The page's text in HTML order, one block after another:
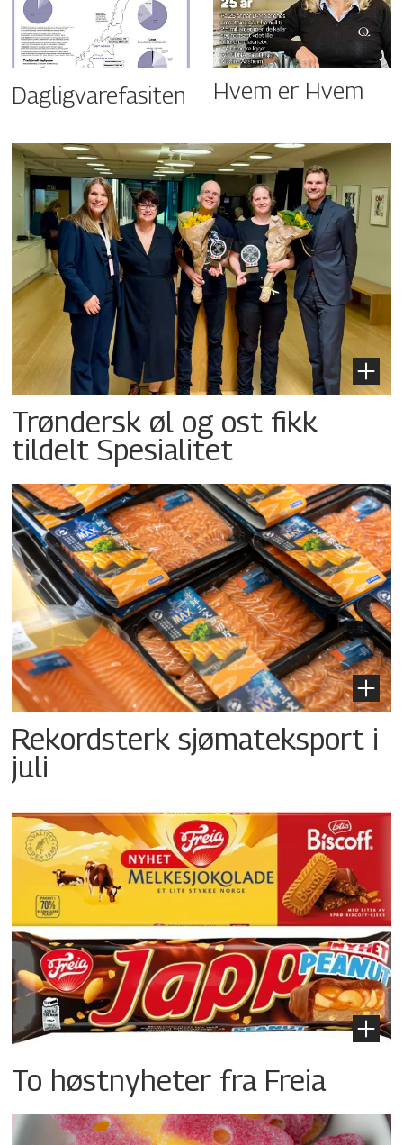
Dagligvarefasiten Hvem er Hvem
Trøndersk øl og ost fikk
tildelt Spesialitet
Rekordsterk sjømateksport i
juli
To høstnyheter fra Freia